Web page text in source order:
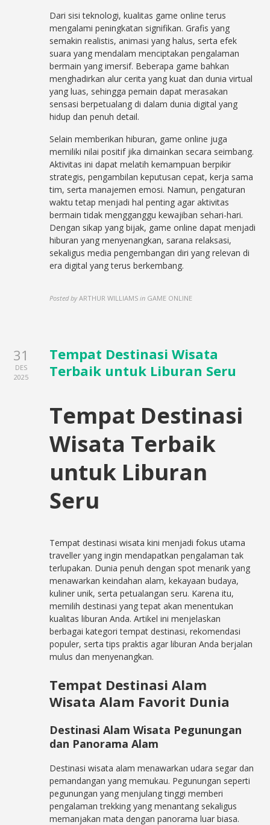
Dari sisi teknologi, kualitas game online terus
mengalami peningkatan signifikan. Grafis yang
semakin realistis, animasi yang halus, serta efek
suara yang mendalam menciptakan pengalaman
bermain yang imersif. Beberapa game bahkan
menghadirkan alur cerita yang kuat dan dunia virtual
yang luas, sehingga pemain dapat merasakan
sensasi berpetualang di dalam dunia digital yang
hidup dan penuh detail.
Selain memberikan hiburan, game online juga
memiliki nilai positif jika dimainkan secara seimbang.
Aktivitas ini dapat melatih kemampuan berpikir
strategis, pengambilan keputusan cepat, kerja sama
tim, serta manajemen emosi. Namun, pengaturan
waktu tetap menjadi hal penting agar aktivitas
bermain tidak mengganggu kewajiban sehari-hari.
Dengan sikap yang bijak, game online dapat menjadi
hiburan yang menyenangkan, sarana relaksasi,
sekaligus media pengembangan diri yang relevan di
era digital yang terus berkembang.
Posted by ARTHUR WILLIAMS in GAME ONLINE
31
DES
2025
Tempat Destinasi Wisata
Terbaik untuk Liburan Seru
Tempat Destinasi
Wisata Terbaik
untuk Liburan
Seru
Tempat destinasi wisata kini menjadi fokus utama
traveller yang ingin mendapatkan pengalaman tak
terlupakan. Dunia penuh dengan spot menarik yang
menawarkan keindahan alam, kekayaan budaya,
kuliner unik, serta petualangan seru. Karena itu,
memilih destinasi yang tepat akan menentukan
kualitas liburan Anda. Artikel ini menjelaskan
berbagai kategori tempat destinasi, rekomendasi
populer, serta tips praktis agar liburan Anda berjalan
mulus dan menyenangkan.
Tempat Destinasi Alam
Wisata Alam Favorit Dunia
Destinasi Alam Wisata Pegunungan
dan Panorama Alam
Destinasi wisata alam menawarkan udara segar dan
pemandangan yang memukau. Pegunungan seperti
pegunungan yang menjulang tinggi memberi
pengalaman trekking yang menantang sekaligus
memanjakan mata dengan panorama luar biasa.